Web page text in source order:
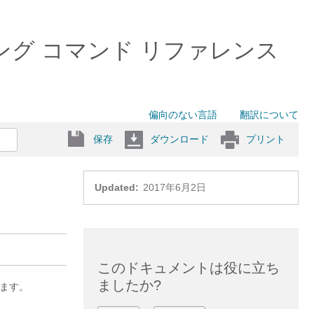
グ コマンド リファレンス
偏向のない言語 翻訳について
保存 ダウンロード プリント
Updated: 2017年6月2日
す。
このドキュメントは役に立ち
ましたか?